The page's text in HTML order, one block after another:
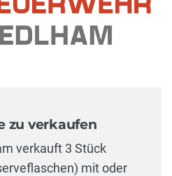
zu verkaufen
verkauft 3 Stück
mit oder